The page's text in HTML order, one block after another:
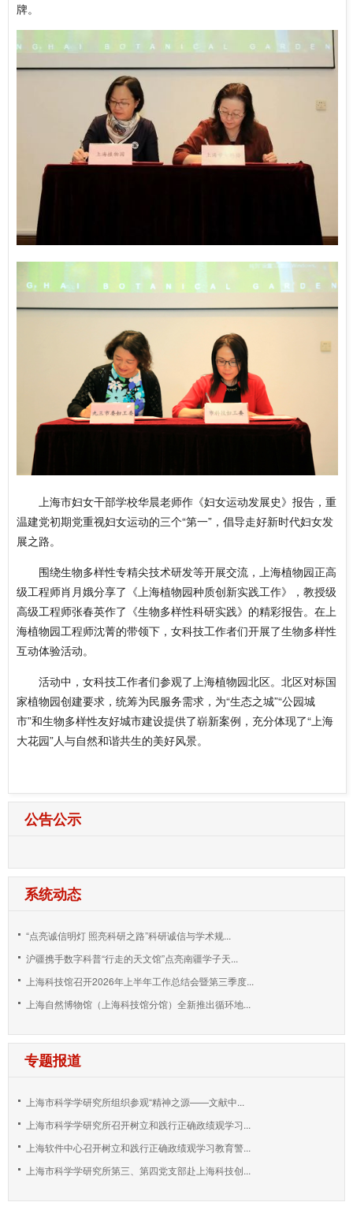
牌。
上海市妇女干部学校华晨老师作《妇女运动发展史》报告，重
温建党初期党重视妇女运动的三个“第一”，倡导走好新时代妇女发
展之路。
围绕生物多样性专精尖技术研发等开展交流，上海植物园正高
级工程师肖月娥分享了《上海植物园种质创新实践工作》，教授级
高级工程师张春英作了《生物多样性科研实践》的精彩报告。 在上
海植物园工程师沈菁的带领下，女科技工作者们开展了生物多样性
互动体验活动。
活动中，女科技工作者们参观了上海植物园北区。北区对标国
家植物园创建要求，统筹为民服务需求，为“生态之城”“公园城
市”和生物多样性友好城市建设提供了崭新案例，充分体现了“上海
大花园”人与自然和谐共生的美好风景。
公告公示
系统动态
“点亮诚信明灯 照亮科研之路”科研诚信与学术规...
沪疆携手数字科普“行走的天文馆”点亮南疆学子天...
上海科技馆召开2026年上半年工作总结会暨第三季度...
上海自然博物馆（上海科技馆分馆）全新推出循环地...
专题报道
上海市科学学研究所组织参观“精神之源——文献中...
上海市科学学研究所召开树立和践行正确政绩观学习...
上海软件中心召开树立和践行正确政绩观学习教育警...
上海市科学学研究所第三、第四党支部赴上海科技创...